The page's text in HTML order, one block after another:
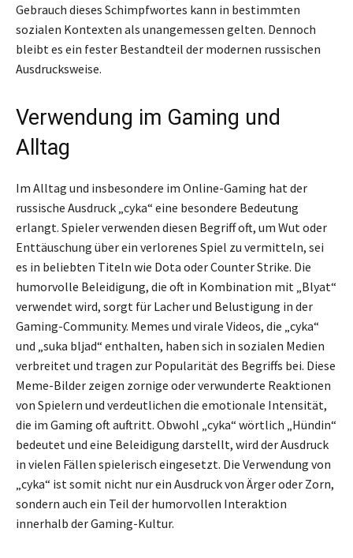
Gebrauch dieses Schimpfwortes kann in bestimmten
sozialen Kontexten als unangemessen gelten. Dennoch
bleibt es ein fester Bestandteil der modernen russischen
Ausdrucksweise.
Verwendung im Gaming und
Alltag
Im Alltag und insbesondere im Online-Gaming hat der
russische Ausdruck „cyka“ eine besondere Bedeutung
erlangt. Spieler verwenden diesen Begriff oft, um Wut oder
Enttäuschung über ein verlorenes Spiel zu vermitteln, sei
es in beliebten Titeln wie Dota oder Counter Strike. Die
humorvolle Beleidigung, die oft in Kombination mit „Blyat“
verwendet wird, sorgt für Lacher und Belustigung in der
Gaming-Community. Memes und virale Videos, die „cyka“
und „suka bljad“ enthalten, haben sich in sozialen Medien
verbreitet und tragen zur Popularität des Begriffs bei. Diese
Meme-Bilder zeigen zornige oder verwunderte Reaktionen
von Spielern und verdeutlichen die emotionale Intensität,
die im Gaming oft auftritt. Obwohl „cyka“ wörtlich „Hündin“
bedeutet und eine Beleidigung darstellt, wird der Ausdruck
in vielen Fällen spielerisch eingesetzt. Die Verwendung von
„cyka“ ist somit nicht nur ein Ausdruck von Ärger oder Zorn,
sondern auch ein Teil der humorvollen Interaktion
innerhalb der Gaming-Kultur.